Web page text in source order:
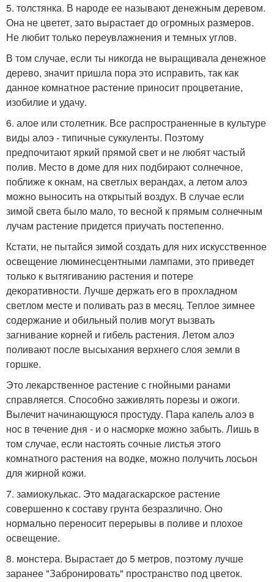
5. толстянка. В народе ее называют денежным деревом.
Она не цветет, зато вырастает до огромных размеров.
Не любит только переувлажнения и темных углов.
В том случае, если ты никогда не выращивала денежное
дерево, значит пришла пора это исправить, так как
данное комнатное растение приносит процветание,
изобилие и удачу.
6. алое или столетник. Все распространенные в культуре
виды алоэ - типичные суккуленты. Поэтому
предпочитают яркий прямой свет и не любят частый
полив. Место в доме для них подбирают солнечное,
поближе к окнам, на светлых верандах, а летом алоэ
можно выносить на открытый воздух. В случае если
зимой света было мало, то весной к прямым солнечным
лучам растение придется приучать постепенно.
Кстати, не пытайся зимой создать для них искусственное
освещение люминесцентными лампами, это приведет
только к вытягиванию растения и потере
декоративности. Лучше держать его в прохладном
светлом месте и поливать раз в месяц. Теплое зимнее
содержание и обильный полив могут вызвать
загнивание корней и гибель растения. Летом алоэ
поливают после высыхания верхнего слоя земли в
горшке.
Это лекарственное растение с гнойными ранами
справляется. Способно заживлять порезы и ожоги.
Вылечит начинающуюся простуду. Пара капель алоэ в
нос в течение дня - и о насморке можно забыть. Лишь в
том случае, если настоять сочные листья этого
комнатного растения на водке, можно получить лосьон
для жирной кожи.
7. замиокулькас. Это мадагаскарское растение
совершенно к составу грунта безразлично. Оно
нормально переносит перерывы в поливе и плохое
освещение.
8. монстера. Вырастает до 5 метров, поэтому лучше
заранее "Забронировать" пространство под цветок.